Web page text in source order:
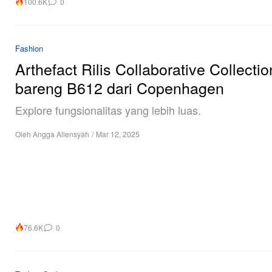
Fashion
Arthefact Rilis Collaborative
bareng B612 dari Copenhagen
Explore fungsionalitas yang lebih luas.
Oleh Angga Allensyah / Mar 12, 2025
76.6K 0